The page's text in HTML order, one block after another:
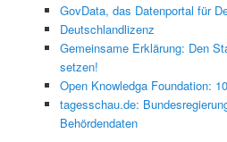
GovData, das Datenportal für
Deutschlandlizenz
Gemeinsame Erklärung: Den
setzen!
Open Knowledga Foundation:
tagesschau.de:
Behördendaten